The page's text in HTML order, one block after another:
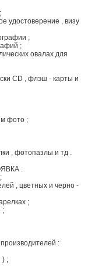
удостоверение , визу
;
;
овалах для
CD , флэш - карты и
фото ;
, фотопазлы и тд .
.
, цветных и черно -
;
;
:
) ;